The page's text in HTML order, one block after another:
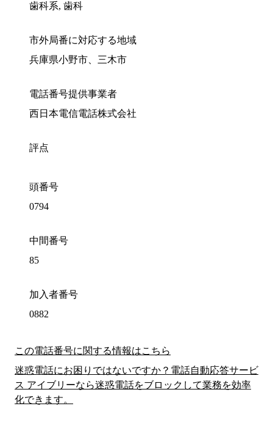
歯科系, 歯科
市外局番に対応する地域
兵庫県小野市、三木市
電話番号提供事業者
西日本電信電話株式会社
評点
頭番号
0794
中間番号
85
加入者番号
0882
この電話番号に関する情報はこちら
迷惑電話にお困りではないですか？電話自動応答サービ
ス アイブリーなら迷惑電話をブロックして業務を効率
化できます。